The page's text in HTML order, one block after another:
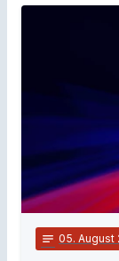
notes 05. August